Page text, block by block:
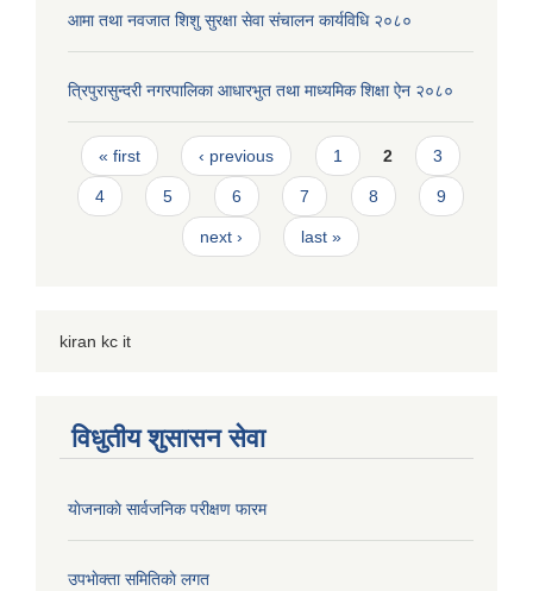
आमा तथा नवजात शिशु सुरक्षा सेवा संचालन कार्यविधि २०८०
त्रिपुरासुन्दरी नगरपालिका आधारभुत तथा माध्यमिक शिक्षा ऐन २०८०
Pages
« first ‹ previous 1 2 3
4 5 6 7 8 9
next › last »
kiran kc it
विधुतीय शुसासन सेवा
याेजनाकाे सार्वजनिक परीक्षण फारम
उपभाेक्ता समितिकाे लगत